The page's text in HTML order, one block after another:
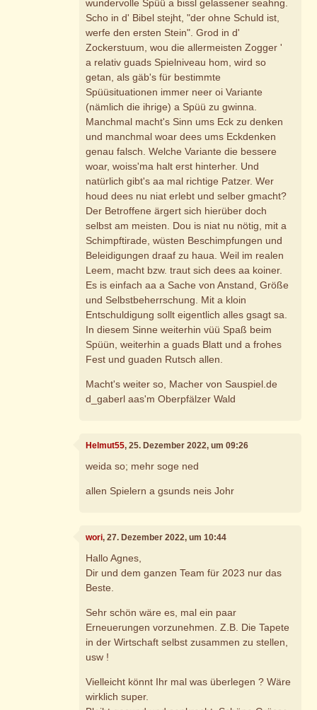
wundervolle Spüü a bissl gelassener seahng.
Scho in d' Bibel stejht, "der ohne Schuld ist,
werfe den ersten Stein". Grod in d'
Zockerstuum, wou die allermeisten Zogger '
a relativ guads Spielniveau hom, wird so
getan, als gäb's für bestimmte
Spüüsituationen immer neer oi Variante
(nämlich die ihrige) a Spüü zu gwinna.
Manchmal macht's Sinn ums Eck zu denken
und manchmal woar dees ums Eckdenken
genau falsch. Welche Variante die bessere
woar, woiss'ma halt erst hinterher. Und
natürlich gibt's aa mal richtige Patzer. Wer
houd dees nu niat erlebt und selber gmacht?
Der Betroffene ärgert sich hierüber doch
selbst am meisten. Dou is niat nu nötig, mit a
Schimpftirade, wüsten Beschimpfungen und
Beleidigungen draaf zu haua. Weil im realen
Leem, macht bzw. traut sich dees aa koiner.
Es is einfach aa a Sache von Anstand, Größe
und Selbstbeherrschung. Mit a kloin
Entschuldigung sollt eigentlich alles gsagt sa.
In diesem Sinne weiterhin vüü Spaß beim
Spüün, weiterhin a guads Blatt und a frohes
Fest und guaden Rutsch allen.
Macht's weiter so, Macher von Sauspiel.de
d_gaberl aas'm Oberpfälzer Wald
Helmut55, 25. Dezember 2022, um 09:26
weida so; mehr soge ned
allen Spielern a gsunds neis Johr
wori, 27. Dezember 2022, um 10:44
Hallo Agnes,
Dir und dem ganzen Team für 2023 nur das
Beste.
Sehr schön wäre es, mal ein paar
Erneuerungen vorzunehmen. Z.B. Die Tapete
in der Wirtschaft selbst zusammen zu stellen,
usw !
Vielleicht könnt Ihr mal was überlegen ? Wäre
wirklich super.